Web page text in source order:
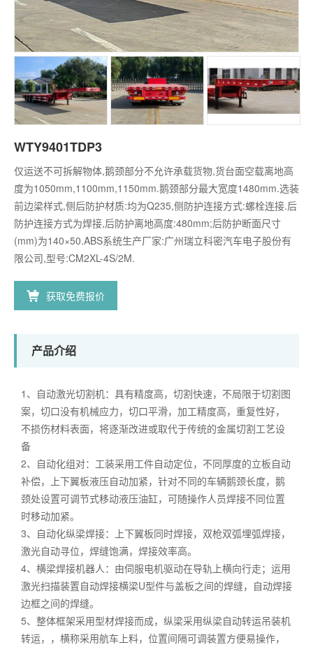
WTY9401TDP3
仅运送不可拆解物体,鹅颈部分不允许承载货物,货台面空载离地高
度为1050mm,1100mm,1150mm.鹅颈部分最大宽度1480mm.选装
前边梁样式,侧后防护材质:均为Q235,侧防护连接方式:螺栓连接.后
防护连接方式为焊接,后防护离地高度:480mm;后防护断面尺寸
(mm)为140×50.ABS系统生产厂家:广州瑞立科密汽车电子股份有
限公司,型号:CM2XL-4S/2M.
获取免费报价
产品介绍
1、自动激光切割机：具有精度高，切割快速，不局限于切割图
案，切口没有机械应力，切口平滑，加工精度高，重复性好，
不损伤材料表面，将逐渐改进或取代于传统的金属切割工艺设
备
2、自动化组对：工装采用工件自动定位，不同厚度的立板自动
补偿，上下翼板液压自动加紧，针对不同的车辆鹅颈长度，鹅
颈处设置可调节式移动液压油缸，可随操作人员焊接不同位置
时移动加紧。
3、自动化纵梁焊接：上下翼板同时焊接，双枪双弧埋弧焊接，
激光自动寻位，焊缝饱满，焊接效率高。
4、横梁焊接机器人：由伺服电机驱动在导轨上横向行走；运用
激光扫描装置自动焊接横梁U型件与盖板之间的焊缝，自动焊接
边框之间的焊缝。
5、整体框架采用型材焊接而成，纵梁采用纵梁自动转运吊装机
转运，，横称采用航车上料，位置间隔可调装置方便易操作，